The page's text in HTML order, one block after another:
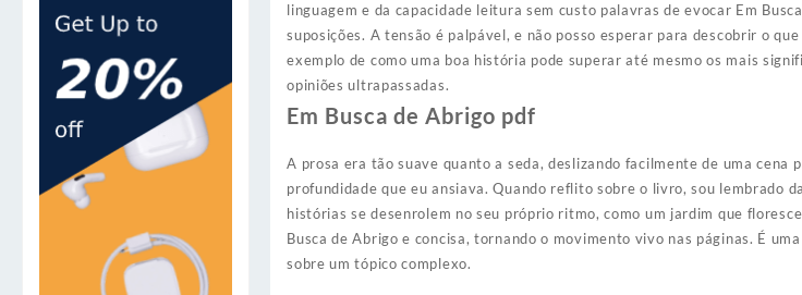
linguagem e da capacidade leitura sem custo palavras de evocar Em
suposições. A tensão é palpável, e não posso esperar para descobrir o
exemplo de como uma boa história pode superar até mesmo os mais
opiniões ultrapassadas.
Em Busca de Abrigo pdf
A prosa era tão suave quanto a seda, deslizando facilmente de uma cena
profundidade que eu ansiava. Quando reflito sobre o livro, sou lembrado
histórias se desenrolem no seu próprio ritmo, como um jardim que
Busca de Abrigo e concisa, tornando o movimento vivo nas páginas. É
sobre um tópico complexo.